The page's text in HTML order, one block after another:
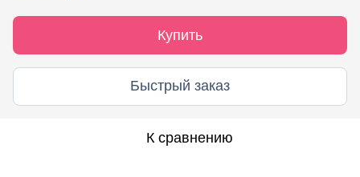
Купить
Быстрый заказ
К сравнению